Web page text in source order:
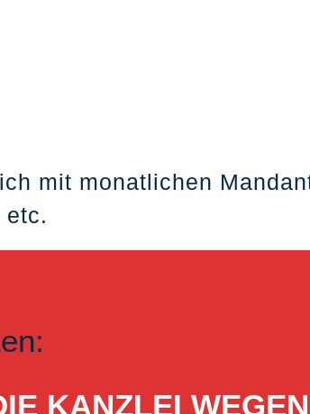
mit monatlichen
etc.
KANZLEI